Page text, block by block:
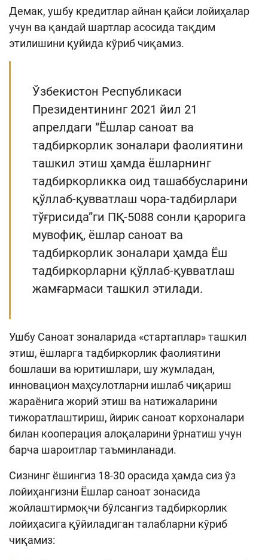
Лойиҳа ҳақида
Кенгайтирилган қидирув
Демак, ушбу кредитлар айнан қайси лойиҳалар
учун ва қандай шартлар асосида тақдим
этилишини қуйида кўриб чиқамиз.
Ўзбекистон Республикаси
Президентининг 2021 йил 21
апрелдаги “Ёшлар саноат ва
тадбиркорлик зоналари фаолиятини
ташкил этиш ҳамда ёшларнинг
тадбиркорликка оид ташаббусларини
қўллаб-қувватлаш чора-тадбирлари
тўғрисида”ги ПҚ-5088 сонли қарорига
мувофиқ, ёшлар саноат ва
тадбиркорлик зоналари ҳамда Ёш
тадбиркорларни қўллаб-қувватлаш
жамғармаси ташкил этилади.
Ушбу Саноат зоналарида «стартаплар» ташкил
этиш, ёшларга тадбиркорлик фаолиятини
бошлаши ва юритишлари, шу жумладан,
инновацион маҳсулотларни ишлаб чиқариш
жараёнига жорий этиш ва натижаларини
тижоратлаштириш, йирик саноат корхоналари
билан кооперация алоқаларини ўрнатиш учун
барча шароитлар таъминланади.
Сизнинг ёшингиз 18-30 орасида ҳамда сиз ўз
лойиҳангизни Ёшлар саноат зонасида
жойлаштирмоқчи бўлсангиз тадбиркорлик
лойиҳасига қўйиладиган талабларни кўриб
чиқамиз: